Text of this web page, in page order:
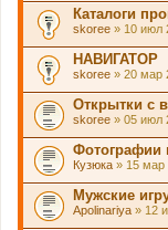
Каталоги
skoree » 10 июл
НАВИГАТОР
skoree » 20 мар
Открытки с
skoree » 05 июл
Фотографии
Кузюка » 15 мар
Мужские
Apolinariya » 12